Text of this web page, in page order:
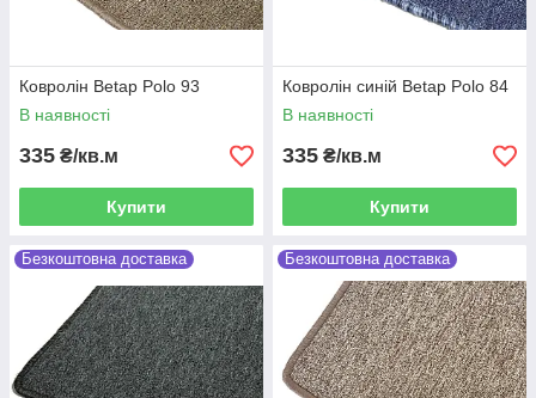
Ковролін Betap Polo 93
В наявності
335 ₴/кв.м
Купити
Ковролін синій Betap Polo 84
В наявності
335 ₴/кв.м
Купити
Безкоштовна доставка Безкоштовна доставка